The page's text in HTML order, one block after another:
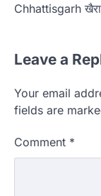
Chhattisgarh
Leave a
Your email
fields are
Comment *